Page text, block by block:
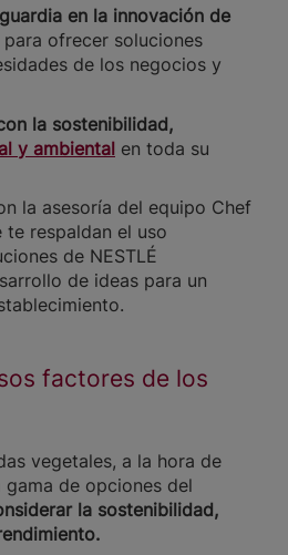
en la innovación de
para ofrecer soluciones
de los negocios y
la sostenibilidad,
y ambiental en toda su
la asesoría del equipo Chef
respaldan el uso
de NESTLÉ
de ideas para un
factores de los
vegetales, a la hora de
de opciones del
la sostenibilidad,